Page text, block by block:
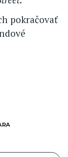
pokračovať